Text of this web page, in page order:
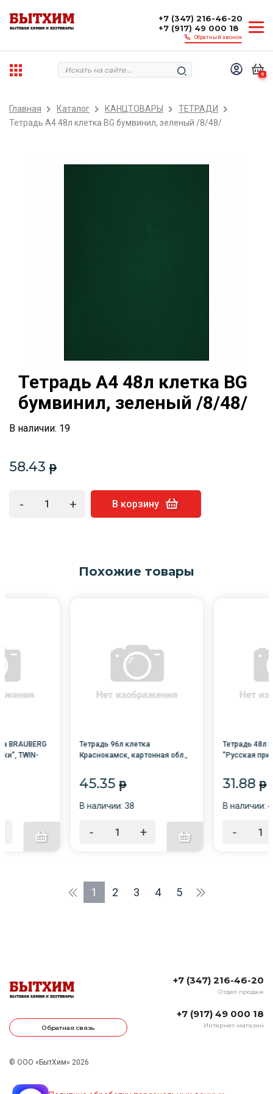
+7 (347) 216-46-20
+7 (917) 49 000 18
Обратный звонок
0
Главная Каталог КАНЦТОВАРЫ
ТЕТРАДИ
Тетрадь А4 48л клетка BG бумвинил, зеленый /8/48/
Тетрадь А4 48л клетка BG
бумвинил, зеленый /8/48/
В наличии: 19
58.43 p
- + В корзину
Похожие товары
BRAUBERG
TWIN-
Тетрадь 96л клетка
Краснокамск, картонная обл.,
45.35 p
В наличии: 38
- +
Тетрадь 48л
"Русская
100%) /5/
31.88 p
В наличии:
-
1 2 3 4 5
Обратная связь
+7 (347) 216-46-20
Отдел продаж
+7 (917) 49 000 18
Интернет-магазин
© ООО «БытХим» 2026